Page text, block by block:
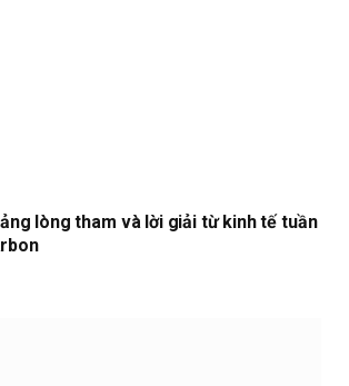
lòng tham và lời giải từ kinh tế tuần